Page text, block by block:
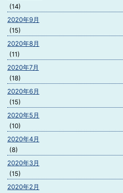
(14)
2020年9月
(15)
2020年8月
(11)
2020年7月
(18)
2020年6月
(15)
2020年5月
(10)
2020年4月
(8)
2020年3月
(15)
2020年2月